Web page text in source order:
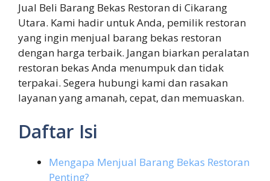
Jual Beli Barang Bekas Restoran di Cikarang
Utara. Kami hadir untuk Anda, pemilik restoran
yang ingin menjual barang bekas restoran
dengan harga terbaik. Jangan biarkan peralatan
restoran bekas Anda menumpuk dan tidak
terpakai. Segera hubungi kami dan rasakan
layanan yang amanah, cepat, dan memuaskan.
Daftar Isi
Mengapa Menjual Barang Bekas Restoran
Penting?